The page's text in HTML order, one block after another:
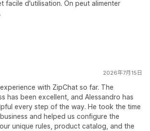
facile d'utilisation. On peut alimenter
2026年7月15日
with ZipChat so far. The
has been excellent, and Alessandro has
every step of the way. He took the time
and helped us configure the
unique rules, product catalog, and the